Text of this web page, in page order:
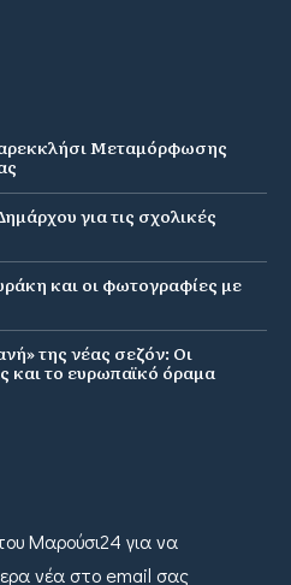
Μεταμόρφωσης
για τις σχολικές
και οι φωτογραφίες με
της νέας σεζόν: Οι
και το ευρωπαϊκό όραμα
Μαρούσι24 για να
νέα στο email σας